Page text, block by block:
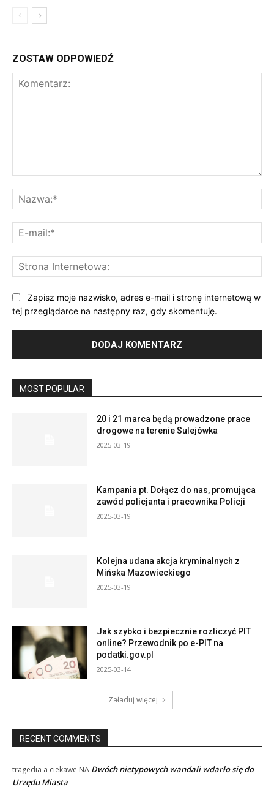
ZOSTAW ODPOWIEDŹ
Zapisz moje nazwisko, adres e-mail i stronę internetową w
tej przeglądarce na następny raz, gdy skomentuję.
MOST POPULAR
20 i 21 marca będą prowadzone prace
drogowe na terenie Sulejówka
2025-03-19
Kampania pt. Dołącz do nas, promująca
zawód policjanta i pracownika Policji
2025-03-19
Kolejna udana akcja kryminalnych z
Mińska Mazowieckiego
2025-03-19
Jak szybko i bezpiecznie rozliczyć PIT
online? Przewodnik po e-PIT na
podatki.gov.pl
2025-03-14
Załaduj więcej
RECENT COMMENTS
tragedia a ciekawe NA Dwóch nietypowych wandali wdarło się do
Urzędu Miasta